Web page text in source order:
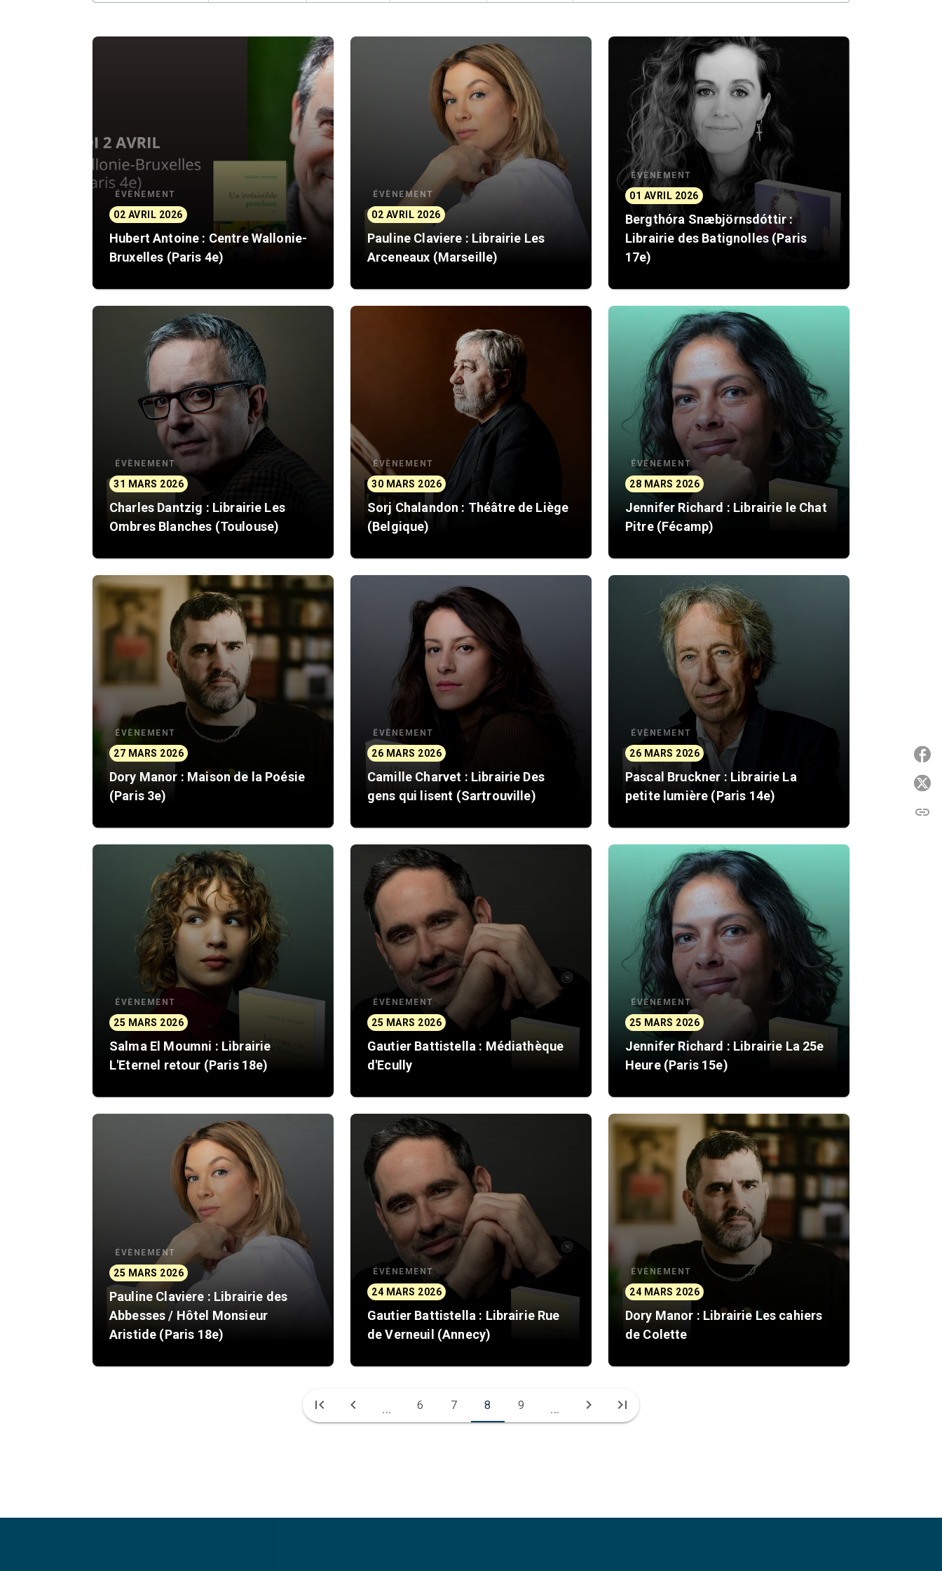
ÉVÈNEMENT
02 AVRIL 2026
Hubert Antoine : Centre Wallonie-
Bruxelles (Paris 4e)
ÉVÈNEMENT
02 AVRIL 2026
Pauline Claviere : Librairie Les
Arceneaux (Marseille)
ÉVÈNEMENT
01 AVRIL 2026
Bergthóra Snæbjörnsdóttir :
Librairie des Batignolles (Paris
17e)
ÉVÈNEMENT
31 MARS 2026
Charles Dantzig : Librairie Les
Ombres Blanches (Toulouse)
ÉVÈNEMENT
30 MARS 2026
Sorj Chalandon : Théâtre de Liège
(Belgique)
ÉVÈNEMENT
28 MARS 2026
Jennifer Richard : Librairie le Chat
Pitre (Fécamp)
ÉVÈNEMENT
27 MARS 2026
Dory Manor : Maison de la Poésie
(Paris 3e)
ÉVÈNEMENT
26 MARS 2026
Camille Charvet : Librairie Des
gens qui lisent (Sartrouville)
ÉVÈNEMENT
26 MARS 2026
Pascal Bruckner : Librairie La
petite lumière (Paris 14e)
ÉVÈNEMENT
25 MARS 2026
Salma El Moumni : Librairie
L'Eternel retour (Paris 18e)
ÉVÈNEMENT
25 MARS 2026
Gautier Battistella : Médiathèque
d'Ecully
ÉVÈNEMENT
25 MARS 2026
Jennifer Richard : Librairie La 25e
Heure (Paris 15e)
ÉVÈNEMENT
25 MARS 2026
Pauline Claviere : Librairie des
Abbesses / Hôtel Monsieur
Aristide (Paris 18e)
ÉVÈNEMENT
24 MARS 2026
Gautier Battistella : Librairie Rue
de Verneuil (Annecy)
ÉVÈNEMENT
24 MARS 2026
Dory Manor : Librairie Les cahiers
de Colette
first_page chevron_left ... 6 7 8 9 ... chevron_right last_page
link